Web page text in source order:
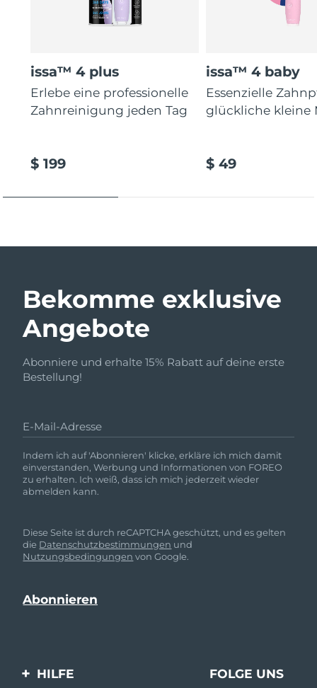
issa™ 4 plus
Erlebe eine professionelle
Zahnreinigung jeden Tag
$ 199
issa™ 4 baby
Essenzielle
glückliche kleine
$ 49
Bekomme exklusive
Angebote
Abonniere und erhalte 15% Rabatt auf deine erste
Bestellung!
E-Mail-Adresse
Indem ich auf 'Abonnieren' klicke, erkläre ich mich damit
einverstanden, Werbung und Informationen von FOREO
zu erhalten. Ich weiß, dass ich mich jederzeit wieder
abmelden kann.
Diese Seite ist durch reCAPTCHA geschützt, und es gelten
die Datenschutzbestimmungen und
Nutzungsbedingungen von Google.
HILFE FOLGE UNS